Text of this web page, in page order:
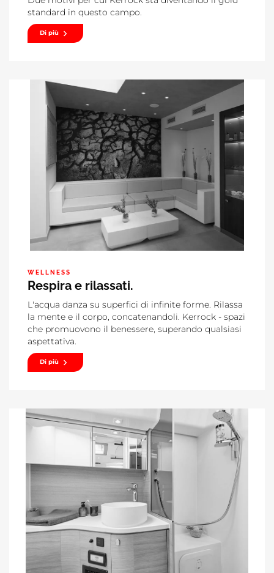
standard in questo campo.
Di più
WELLNESS
Respira e rilassati.
L'acqua danza su superfici di infinite forme. Rilassa
la mente e il corpo, concatenandoli. Kerrock - spazi
che promuovono il benessere, superando qualsiasi
aspettativa.
Di più